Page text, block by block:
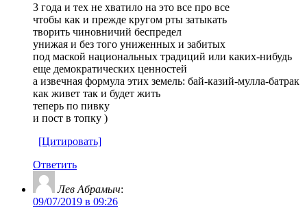
3 года и тех не хватило на это все про все
чтобы как и прежде кругом рты затыкать
творить чиновничий беспредел
унижая и без того униженных и забитых
под маской национальных традиций или каких-нибудь
еще демократических ценностей
а извечная формула этих земель: бай-казий-мулла-батрак
как живет так и будет жить
теперь по пивку
и пост в топку )
[Цитировать]
Ответить
Лев Абрамыч:
09/07/2019 в 09:26